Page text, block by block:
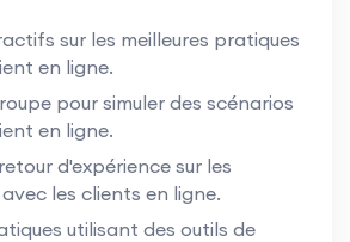
sur les meilleures pratiques
en ligne.
pour simuler des scénarios
en ligne.
d'expérience sur les
les clients en ligne.
utilisant des outils de